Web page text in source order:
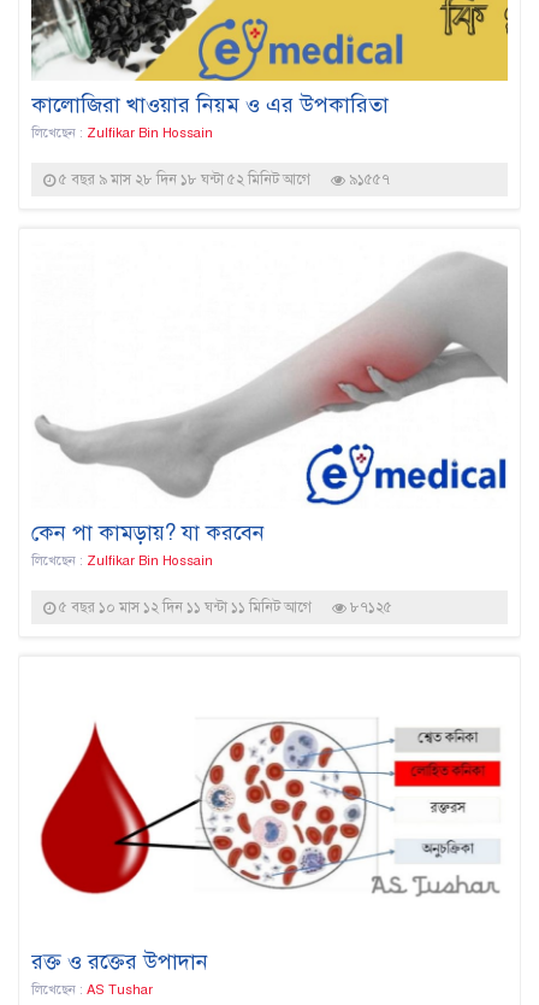
কালোজিরা খাওয়ার নিয়ম ও এর উপকারিতা
লিখেছেন : Zulfikar Bin Hossain
৫ বছর ৯ মাস ২৮ দিন ১৮ ঘন্টা ৫২ মিনিট আগে ৯১৫৫৭
কেন পা কামড়ায়? যা করবেন
লিখেছেন : Zulfikar Bin Hossain
৫ বছর ১০ মাস ১২ দিন ১১ ঘন্টা ১১ মিনিট আগে ৮৭১২৫
রক্ত ও রক্তের উপাদান
লিখেছেন : AS Tushar